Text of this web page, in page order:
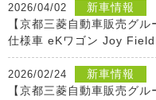
2026/04/02
新車情報
【京都三菱自動車販売グ
仕様車 eKワゴン Joy
2026/02/24
新車情報
【京都三菱自動車販売グ